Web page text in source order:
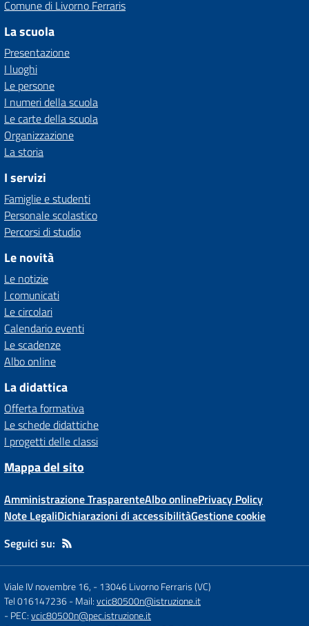
Comune di Livorno Ferraris
La scuola
Presentazione
I luoghi
Le persone
I numeri della scuola
Le carte della scuola
Organizzazione
La storia
I servizi
Famiglie e studenti
Personale scolastico
Percorsi di studio
Le novità
Le notizie
I comunicati
Le circolari
Calendario eventi
Le scadenze
Albo online
La didattica
Offerta formativa
Le schede didattiche
I progetti delle classi
Mappa del sito
Amministrazione TrasparenteAlbo onlinePrivacy Policy
Note LegaliDichiarazioni di accessibilitàGestione cookie
Seguici su:
Viale IV novembre 16, -13046 Livorno Ferraris (VC)
Tel 016147236- Mail:vcic80500n@istruzione.it
- PEC:vcic80500n@pec.istruzione.it